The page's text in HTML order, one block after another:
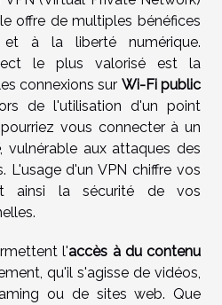
offre de multiples bénéfices
à la liberté numérique.
le plus valorisé est la
connexions sur Wi-Fi public
de l'utilisation d'un point
vous connecter à un
, vulnérable aux attaques des
L'usage d'un VPN chiffre vos
ainsi la sécurité de vos
l'accès à du contenu
qu'il s'agisse de vidéos,
ou de sites web. Que